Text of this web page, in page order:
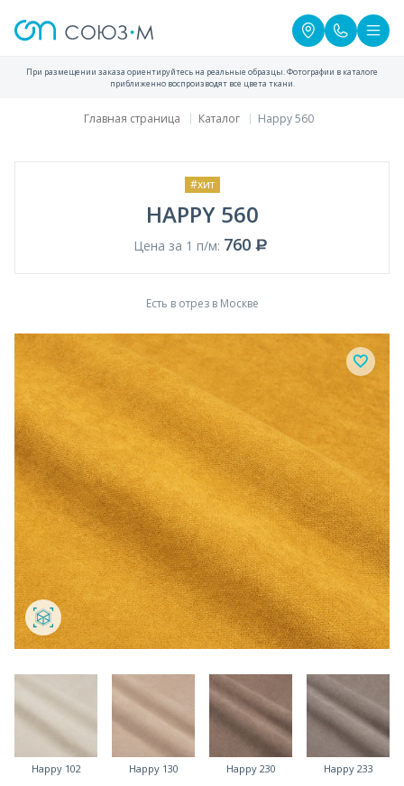
При размещении заказа ориентируйтесь на реальные образцы. Фотографии в каталоге
приближенно воспроизводят все цвета ткани.
Главная страница Каталог Happy 560
#хит
HAPPY 560
Цена за 1 п/м: 760
Есть в отрез в Москве
Happy 102 Happy 130 Happy 230 Happy 233